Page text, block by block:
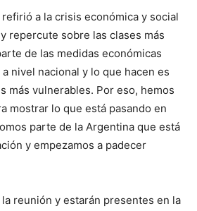
a la crisis económica y social
repercute sobre las clases más
de las medidas económicas
nivel nacional y lo que hacen es
más vulnerables. Por eso, hemos
mostrar lo que está pasando en
parte de la Argentina que está
y empezamos a padecer
reunión y estarán presentes en la